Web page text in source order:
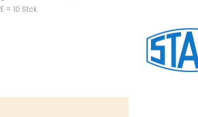
= 10 Stck